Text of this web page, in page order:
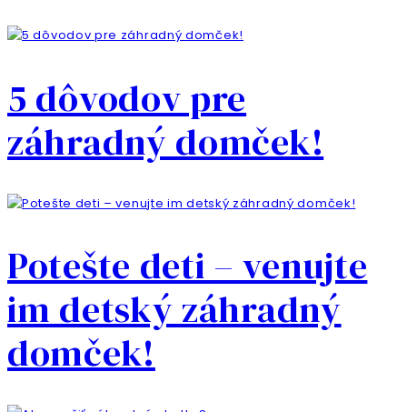
5 dôvodov pre
záhradný domček!
Potešte deti – venujte
im detský záhradný
domček!